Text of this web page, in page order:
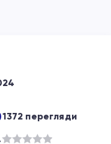
1372 перегляди